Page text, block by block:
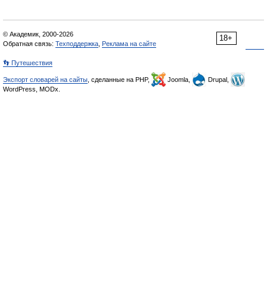
18+
© Академик, 2000-2026
Обратная связь: Техподдержка Реклама на сайте
👣 Путешествия
Экспорт словарей на сайты , сделанные на PHP, Joomla,
Drupal,
WordPress, MODx.